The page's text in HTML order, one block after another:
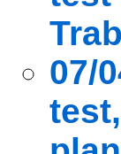
07/